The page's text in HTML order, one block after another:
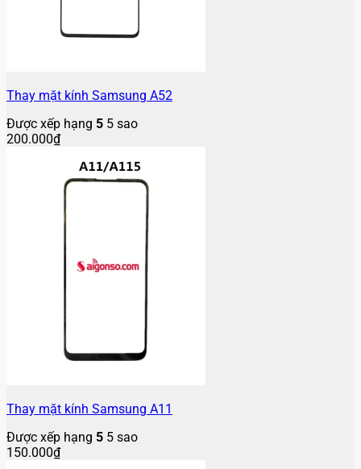
Thay mặt kính Samsung A52
Được xếp hạng 5 5 sao
200.000₫
Thay mặt kính Samsung A11
Được xếp hạng 5 5 sao
150.000₫